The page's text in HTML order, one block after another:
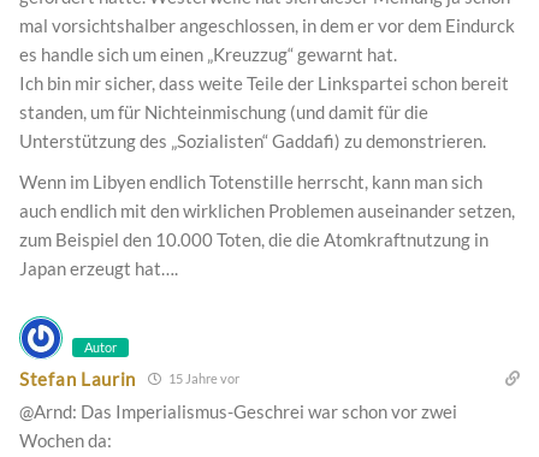
mal vorsichtshalber angeschlossen, in dem er vor dem Eindurck
es handle sich um einen „Kreuzzug“ gewarnt hat.
Ich bin mir sicher, dass weite Teile der Linkspartei schon bereit
standen, um für Nichteinmischung (und damit für die
Unterstützung des „Sozialisten“ Gaddafi) zu demonstrieren.
Wenn im Libyen endlich Totenstille herrscht, kann man sich
auch endlich mit den wirklichen Problemen auseinander setzen,
zum Beispiel den 10.000 Toten, die die Atomkraftnutzung in
Japan erzeugt hat….
Autor
Stefan Laurin 15 Jahre vor
@Arnd: Das Imperialismus-Geschrei war schon vor zwei
Wochen da: